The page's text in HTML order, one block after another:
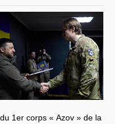
1er corps « Azov » de la